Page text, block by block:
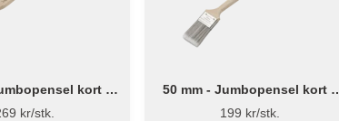
kort –
Excellence
kr/stk.
50 mm - Jumbopensel kort –
Flügger Pro Series
199 kr/stk.